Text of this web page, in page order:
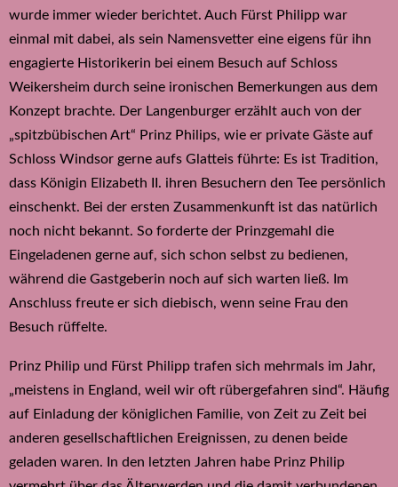
wurde immer wieder berichtet. Auch Fürst Philipp war
einmal mit dabei, als sein Namensvetter eine eigens für ihn
engagierte Historikerin bei einem Besuch auf Schloss
Weikersheim durch seine ironischen Bemerkungen aus dem
Konzept brachte. Der Langenburger erzählt auch von der
„spitzbübischen Art“ Prinz Philips, wie er private Gäste auf
Schloss Windsor gerne aufs Glatteis führte: Es ist Tradition,
dass Königin Elizabeth II. ihren Besuchern den Tee persönlich
einschenkt. Bei der ersten Zusammenkunft ist das natürlich
noch nicht bekannt. So forderte der Prinzgemahl die
Eingeladenen gerne auf, sich schon selbst zu bedienen,
während die Gastgeberin noch auf sich warten ließ. Im
Anschluss freute er sich diebisch, wenn seine Frau den
Besuch rüffelte.
Prinz Philip und Fürst Philipp trafen sich mehrmals im Jahr,
„meistens in England, weil wir oft rübergefahren sind“. Häufig
auf Einladung der königlichen Familie, von Zeit zu Zeit bei
anderen gesellschaftlichen Ereignissen, zu denen beide
geladen waren. In den letzten Jahren habe Prinz Philip